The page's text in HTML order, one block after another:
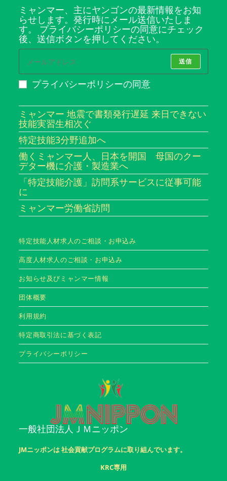
ミャンマー、主にヤンゴンの最新情報をお知
らせします。発行時にメール送信いたしま
す。 プライバシーポリシーの同意にチェック
後、送信ボタンを押してください。
送信
プライバシーポリシーの同意
ミャンマー 地震で書類発行遅延 来日できない
技能実習生相次ぐ
特定技能3分野追加へ
働くミャンマー人、日本を開国 母国のクー
デター機に介護・製造業へ
「特定技能介護」訪問系サービスに従事可能
に
ミャンマー労働省訪問
特定技能人材求人のご相談・お申込み
高度人材求人のご相談・お申込み
お知らせ及びミャンマー情報
団体概要
利用規約
特定商取引法に基づく表記
プライバシーポリシー
一般社団法人ＪＭニッポン
JMニッポンは 社会貢献プログラムに取り組んでいます。
KRC専用